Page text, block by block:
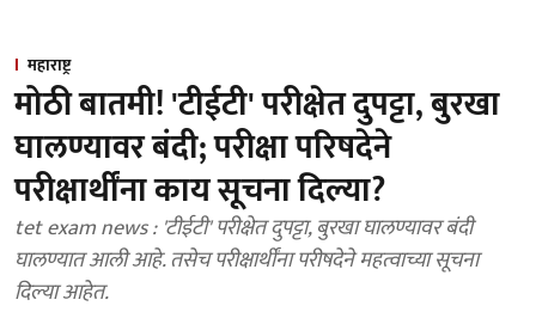
महाराष्ट्र
मोठी बातमी! 'टीईटी' परीक्षेत दुपट्टा, बुरखा
घालण्यावर बंदी; परीक्षा परिषदेने
परीक्षार्थींना काय सूचना दिल्या?
tet exam news : 'टीईटी' परीक्षेत दुपट्टा, बुरखा घालण्यावर बंदी
घालण्यात आली आहे. तसेच परीक्षार्थींना परीषदेने महत्वाच्या सूचना
दिल्या आहेत.